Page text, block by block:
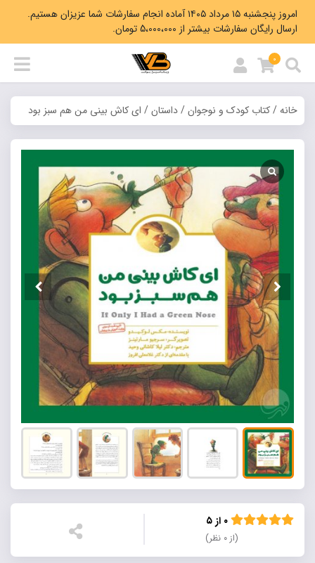
امروز پنجشنبه ۱۵ مرداد ۱۴۰۵ آماده انجام سفارشات شما عزیزان هستیم.
ارسال رایگان سفارشات بیشتر از 5،000،000 تومان.
0
خانه/کتاب کودک و نوجوان/داستان/ ای کاش بینی من هم سبز بود
(از ۰ نظر)